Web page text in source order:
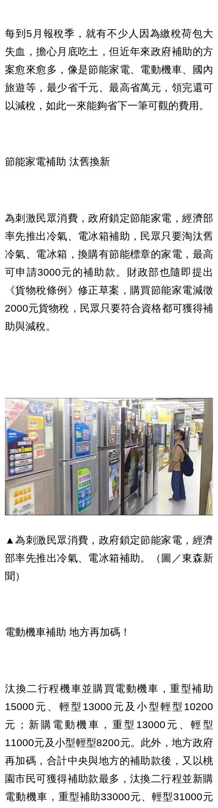
每到5月報稅季，就有不少人因為繳稅荷包大
失血，擔心月底吃土，但近年來政府補助的方
案愈來愈多，像是節能家電、電動機車、國內
旅遊等，最少省千元、最高省萬元，領完還可
以減稅，如此一來能夠省下一筆可觀的費用。
節能家電補助 汰舊換新
為刺激民眾消費，政府鎖定節能家電，經濟部
率先推出冷氣、電冰箱補助，民眾只要淘汰舊
冷氣、電冰箱，換購有節能標章的家電，最高
可申請3000元的補助款。財政部也隨即提出
《貨物稅條例》修正草案，購買節能家電減徵
2000元貨物稅，民眾只要符合資格都可獲得補
助與減稅。
▲為刺激民眾消費，政府鎖定節能家電，經濟
部率先推出冷氣、電冰箱補助。（圖／東森新
聞）
電動機車補助 地方再加碼！
汰換二行程機車並購買電動機車，重型補助
15000元、輕型13000元及小型輕型10200
元；新購電動機車，重型13000元、輕型
11000元及小型輕型8200元。此外，地方政府
再加碼，合計中央與地方的補助款後，又以桃
園市民可獲得補助款最多，汰換二行程並新購
電動機車，重型補助33000元、輕型31000元